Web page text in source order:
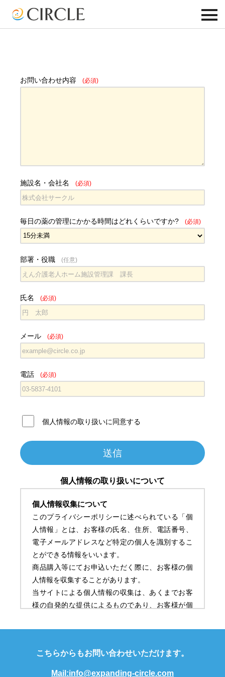
toggle
お問い合わせ内容 (必須)
施設名・会社名 (必須)
毎日の薬の管理にかかる時間はどれくらいですか? (必須)
部署・役職 (任意)
氏名 (必須)
メール (必須)
電話 (必須)
個人情報の取り扱いに同意する
個人情報の取り扱いについて
個人情報収集について
このプライバシーポリシーに述べられている「個
人情報」とは、お客様の氏名、住所、電話番号、
電子メールアドレスなど特定の個人を識別するこ
とができる情報をいいます。
商品購入等にてお申込いただく際に、お客様の個
人情報を収集することがあります。
当サイトによる個人情報の収集は、あくまでお客
様の自発的な提供によるものであり、お客様が個
のプライバシーポリシーに則って当該個人情報を
す。
こちらからもお問い合わせいただけます。
Mail:info@expanding-circle.com